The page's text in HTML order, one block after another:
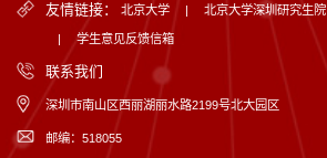
友情链接： 北京大学 北京大学深圳研究生院
学生意见反馈信箱
联系我们
深圳市南山区西丽湖丽水路2199号北大园区
邮编：518055